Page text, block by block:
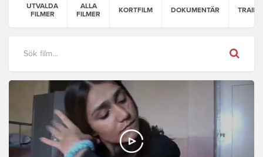
UTVALDA
FILMER
ALLA
FILMER
KORTFILM DOKUMENTÄR
Sök